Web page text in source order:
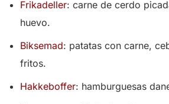
Frikadeller: carne de cerdo
huevo.
Biksemad: patatas con carne,
fritos.
Hakkeboffer: hamburguesas